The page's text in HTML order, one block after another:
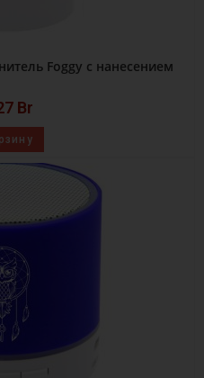
Foggy с нанесением
Br